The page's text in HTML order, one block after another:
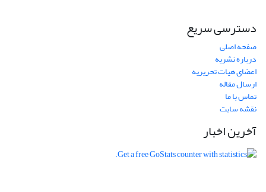
دسترسی سریع
صفحه اصلی
درباره نشریه
اعضای هیات تحریریه
ارسال مقاله
تماس با ما
نقشه سایت
آخرین اخبار